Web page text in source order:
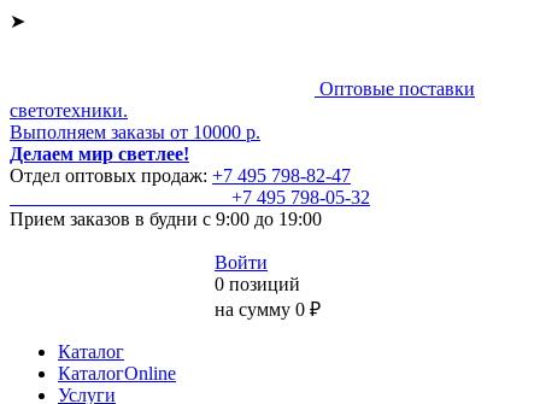
➤
Оптовые поставки
светотехники.
Выполняем заказы от 10000 р.
Делаем мир светлее!
Отдел оптовых продаж: +7 495 798-82-47
+7 495 798-05-32
Прием заказов в будни с 9:00 до 19:00
Войти
0 позиций
на сумму 0 ₽
Каталог
КаталогOnline
Услуги